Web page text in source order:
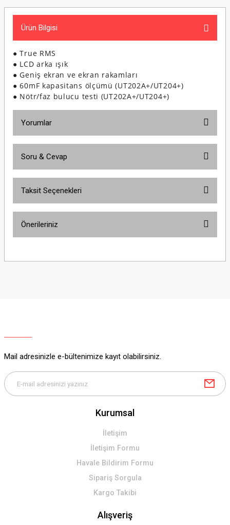
Ürün Bilgisi
● True RMS
● LCD arka ışık
●Geniş ekran ve ekran rakamları
● 60mF kapasitans ölçümü (UT202A+/UT204+)
● Nötr/faz bulucu testi (UT202A+/UT204+)
Yorumlar
Soru & Cevap
Taksit Seçenekleri
Önerileriniz
Bu ürüne benzer farklı alternatifler olmalı.
Gönder
Mail adresinizle e-bültenimize kayıt olabilirsiniz.
Kurumsal
İletişim
İletişim Formu
Havale Bildirim Formu
Sipariş Sorgula
Kargo Takibi
Alışveriş